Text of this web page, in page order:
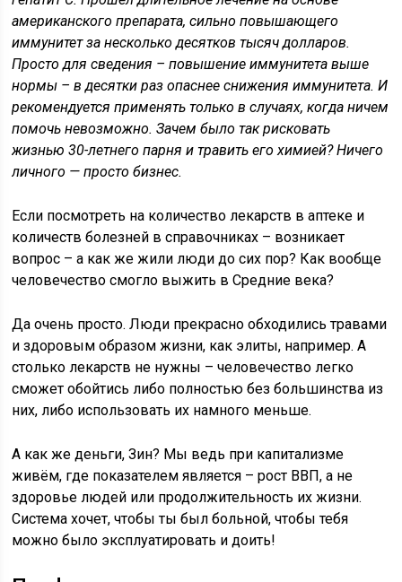
американского препарата, сильно повышающего
иммунитет за несколько десятков тысяч долларов.
Просто для сведения – повышение иммунитета выше
нормы – в десятки раз опаснее снижения иммунитета. И
рекомендуется применять только в случаях, когда ничем
помочь невозможно. Зачем было так рисковать
жизнью 30-летнего парня и травить его химией? Ничего
личного — просто бизнес.
Если посмотреть на количество лекарств в аптеке и
количеств болезней в справочниках – возникает
вопрос – а как же жили люди до сих пор? Как вообще
человечество смогло выжить в Средние века?
Да очень просто. Люди прекрасно обходились травами
и здоровым образом жизни, как элиты, например. А
столько лекарств не нужны – человечество легко
сможет обойтись либо полностью без большинства из
них, либо использовать их намного меньше.
А как же деньги, Зин? Мы ведь при капитализме
живём, где показателем является – рост ВВП, а не
здоровье людей или продолжительность их жизни.
Система хочет, чтобы ты был больной, чтобы тебя
можно было эксплуатировать и доить!